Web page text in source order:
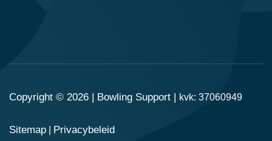
Copyright © 2026 | Bowling Support kvk: 37060949
Sitemap Privacybeleid